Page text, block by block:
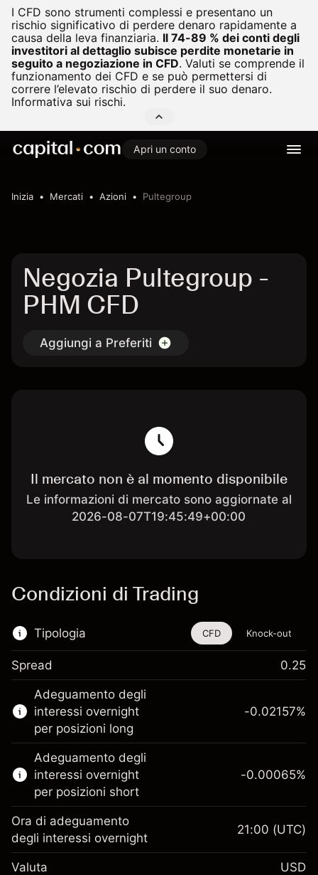
I CFD sono strumenti complessi e presentano un
rischio significativo di perdere denaro rapidamente a
causa della leva finanziaria. Il 74-89 % dei conti degli
investitori al dettaglio subisce perdite monetarie in
seguito a negoziazione in CFD. Valuti se comprende il
funzionamento dei CFD e se può permettersi di
correre l’elevato rischio di perdere il suo denaro.
Informativa sui rischi.
Apri un conto
Inizia Mercati Azioni Pultegroup
Negozia Pultegroup -
PHM CFD
Aggiungi a Preferiti
Il mercato non è al momento disponibile
Le informazioni di mercato sono aggiornate al
2026-08-07T19:45:49+00:00
Condizioni di Trading
Tipologia
Questo strumento finanziario è disponibile
per il trading di CFD e knock-out.
Scopri di più su:
CFD
Knock-out
CFD Knock-out
Spread 0.25
Adeguamento degli
interessi overnight
per posizioni long
Margine. Il tuo
$1,000.00
-0.02157%
Adeguamento degli
interessi overnight
per posizioni short
-0.00065%
Ora di adeguamento
degli interessi overnight
21:00 (UTC)
Valuta USD